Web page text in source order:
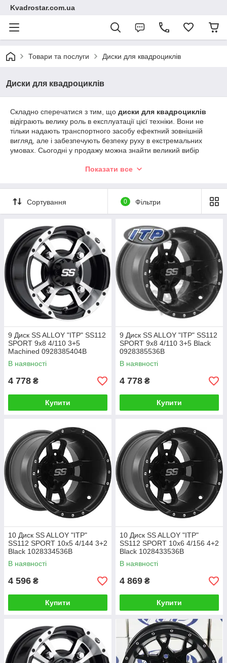
Kvadrostar.com.ua
Товари та послуги Диски для квадроциклів
Диски для квадроциклів
Складно сперечатися з тим, що диски для квадроциклів
відіграють велику роль в експлуатації цієї техніки. Вони не
тільки надають транспортного засобу ефектний зовнішній
вигляд, але і забезпечують безпеку руху в екстремальних
умовах. Сьогодні у продажу можна знайти великий вибір
дизайном і виготовлених із застосуванням різних технологій.
Показати все
Сортування 0 Фільтри
9 Диск SS ALLOY "ITP" SS112
SPORT 9x8 4/110 3+5
Machined 0928385404B
В наявності
4 778 ₴
Купити
9 Диск SS ALLOY "ITP" SS112
SPORT 9x8 4/110 3+5 Black
0928385536B
В наявності
4 778 ₴
Купити
10 Диск SS ALLOY "ITP"
SS112 SPORT 10x5 4/144 3+2
Black 1028334536B
В наявності
4 596 ₴
Купити
10 Диск SS ALLOY "ITP"
SS112 SPORT 10x6 4/156 4+2
Black 1028433536B
В наявності
4 869 ₴
Купити